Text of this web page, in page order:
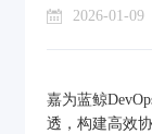
2026-01-09
嘉为蓝鲸
透，构建高效